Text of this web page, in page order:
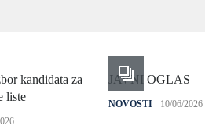
kandidata za
liste
JAVNI OGLAS
NOVOSTI 10/06/2026